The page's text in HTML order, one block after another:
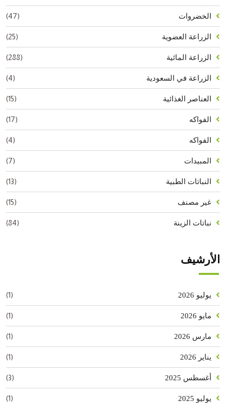
الخضروات (47)
الزراعة العضوية (25)
الزراعة المائية (288)
الزراعة في السعودية (4)
العناصر الغذائية (15)
الفواكه (17)
الفواكه (4)
المبيدات (7)
النباتات الطبية (13)
غير مصنف (15)
نباتات الزينة (84)
الأرشيف
يوليو 2026 (1)
مايو 2026 (1)
مارس 2026 (1)
يناير 2026 (1)
أغسطس 2025 (3)
يوليو 2025 (1)